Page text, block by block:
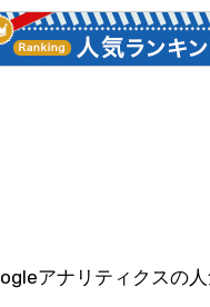
アナリティクスの